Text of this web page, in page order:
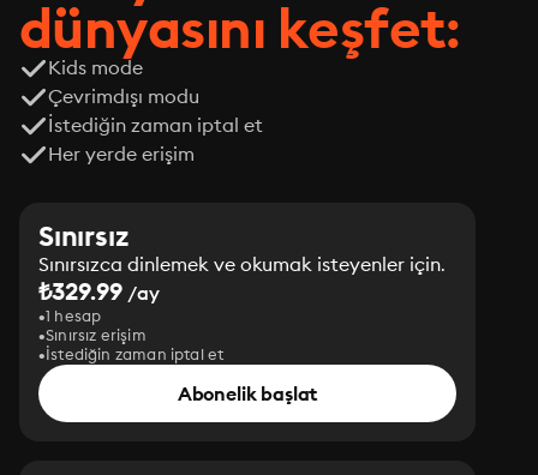
dünyasını keşfet:
Kids mode
Çevrimdışı modu
İstediğin zaman iptal et
Her yerde erişim
Sınırsız
Sınırsızca dinlemek ve okumak isteyenler için.
₺329.99 /ay
1 hesap
Sınırsız erişim
İstediğin zaman iptal et
Abonelik başlat